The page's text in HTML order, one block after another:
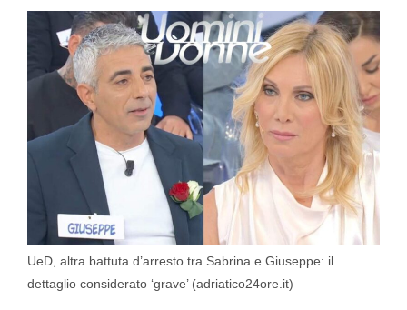
UeD, altra battuta d’arresto tra Sabrina e Giuseppe: il
dettaglio considerato ‘grave’ (adriatico24ore.it)